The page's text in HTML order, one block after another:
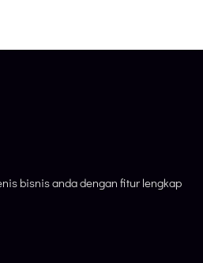
bisnis anda dengan fitur lengkap